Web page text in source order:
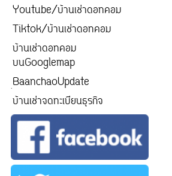
Youtube/บ้านเช่าดอทคอม
Tiktok/บ้านเช่าดอทคอม
บ้านเช่าดอทคอม
บนGooglemap
ฺBaanchaoUpdate
บ้านเช่าจดทะเบียนธุรกิจ